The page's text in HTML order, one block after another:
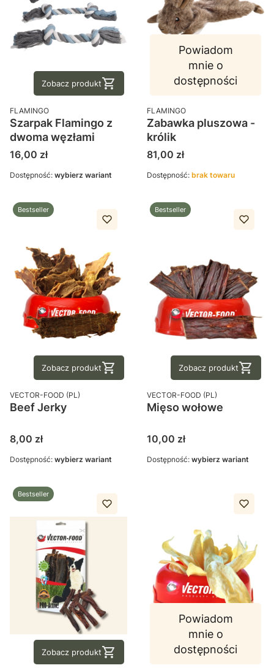
Zobacz produkt
PRODUCENT
FLAMINGO
Szarpak Flamingo z
dwoma węzłami
Cena
16,00 zł
Dostępność: wybierz wariant
Powiadom
mnie o
dostępności
PRODUCENT
FLAMINGO
Zabawka pluszowa -
królik
Cena
81,00 zł
Dostępność: brak towaru
Bestseller
Zobacz produkt
PRODUCENT
VECTOR-FOOD (PL)
Beef Jerky
Cena
8,00 zł
Dostępność: wybierz wariant
Bestseller
Zobacz produkt
PRODUCENT
VECTOR-FOOD (PL)
Mięso wołowe
Cena
10,00 zł
Dostępność: wybierz wariant
Bestseller
Zobacz produkt
Powiadom
mnie o
dostępności